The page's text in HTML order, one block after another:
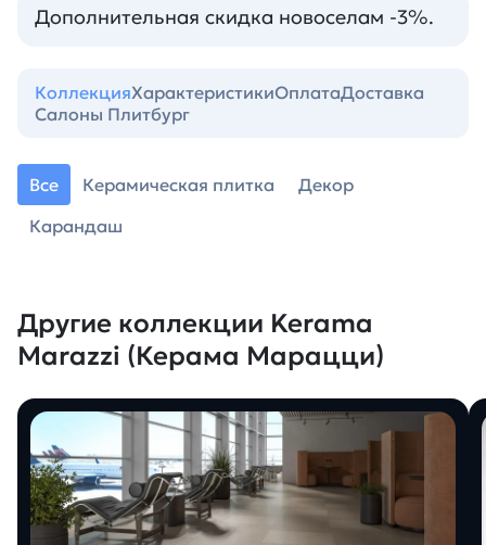
Дополнительная скидка новоселам -3%.
КоллекцияХарактеристикиОплатаДоставка
Салоны Плитбург
Все Керамическая плитка
Декор
Карандаш
Другие коллекции Kerama
Marazzi (Керама Марацци)